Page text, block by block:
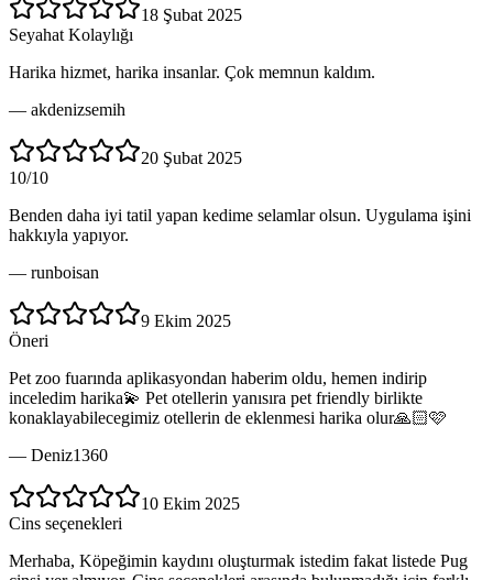
18 Şubat 2025
Seyahat Kolaylığı
Harika hizmet, harika insanlar. Çok memnun kaldım.
— akdenizsemih
20 Şubat 2025
10/10
Benden daha iyi tatil yapan kedime selamlar olsun. Uygulama işini
hakkıyla yapıyor.
— runboisan
9 Ekim 2025
Öneri
Pet zoo fuarında aplikasyondan haberim oldu, hemen indirip
inceledim harika💫 Pet otellerin yanısıra pet friendly birlikte
konaklayabilecegimiz otellerin de eklenmesi harika olur🙏🏻🩷
— Deniz1360
10 Ekim 2025
Cins seçenekleri
Merhaba, Köpeğimin kaydını oluşturmak istedim fakat listede Pug